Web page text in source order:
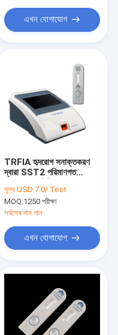
এখন যোগাযোগ
TRFIA হৃদরোগ সনাক্তকরণ
দ্বারা SST2 পরিমাণগত
মূল্য:USD 7.0/ Test
MOQ:1250 পরীক্ষা
সর্বশেষ দাম পান
এখন যোগাযোগ